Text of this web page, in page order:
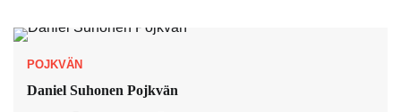
POJKVÄN
Daniel Suhonen Pojkvän